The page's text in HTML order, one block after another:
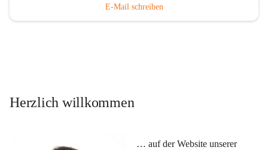
E-Mail schreiben
Herzlich willkommen
… auf der Website unserer